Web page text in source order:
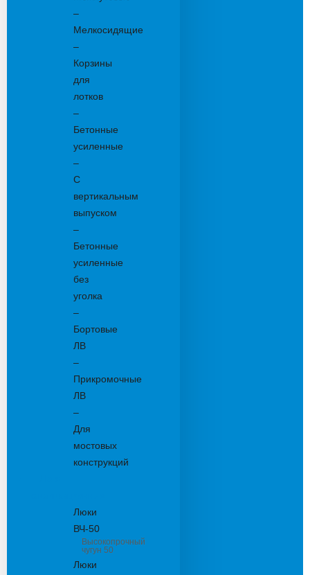
–
Мелкосидящие
–
Корзины
для
лотков
–
Бетонные
усиленные
–
С
вертикальным
выпуском
–
Бетонные
усиленные
без
уголка
–
Бортовые
ЛВ
–
Прикромочные
ЛВ
–
Для
мостовых
конструкций
Люки
ВЧ-50
Высокопрочный
чугун 50
Люки